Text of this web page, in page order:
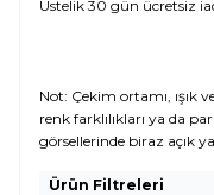
Üstelik 30 gün ücretsiz
Not: Çekim ortamı, ışık
renk farklılıkları ya da
görsellerinde biraz açık
Ürün Filtreleri